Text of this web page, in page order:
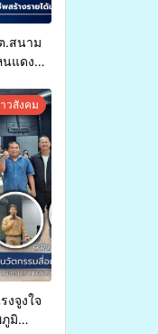
.สนาม
นแดง
ใน
วสังคม
จูงใจ
มิ